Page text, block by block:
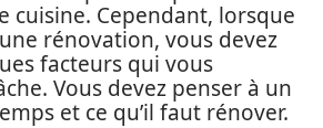
cuisine. Cependant, lorsque
rénovation, vous devez
facteurs qui vous
Vous devez penser à un
et ce qu’il faut rénover.